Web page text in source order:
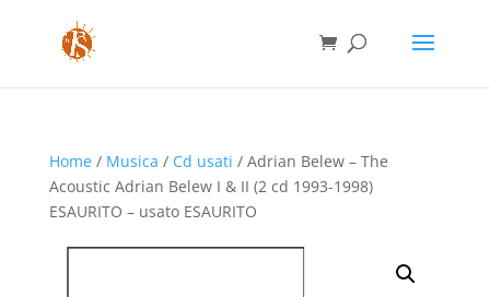
Home/ Musica / Cd usati / Adrian Belew – The
Acoustic Adrian Belew I & II (2 cd 1993-1998)
ESAURITO – usato ESAURITO